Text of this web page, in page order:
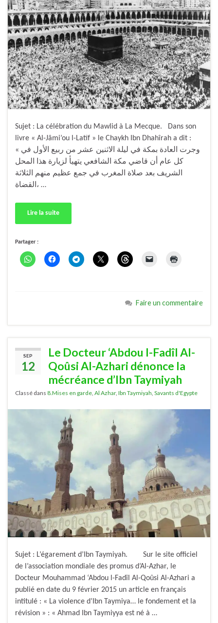
Sujet : La célébration du Mawlid à La Mecque. Dans son
livre « Al-Jâmi’ou l-Latîf » le Chaykh Ibn Dhahîrah a dit :
« وجرت العادة بمكة في ليلة الاثنين عشر من ربيع الأول في
كل عام أن قاضي مكة الشافعي يتهيأ لزيارة هذا المحل
الشريف بعد صلاة المغرب في جمع عظيم منهم الثلاثة
القضاة، …
Lire la suite
Partager :
Faire un commentaire
SEP
12
Le Docteur ‘Abdou l-Fadîl Al-
Qoûsi Al-Azhari dénonce la
mécréance d’Ibn Taymiyah
Classé dans 8.Mises en garde Al Azhar, Ibn Taymiyah Savants d'Egypte
Sujet : L’égarement d’Ibn Taymiyah. Sur le site officiel
de l’association mondiale des promus d’Al-Azhar, le
Docteur Mouhammad ‘Abdou l-Fadîl Al-Qoûsi Al-Azhari a
publié en date du 9 février 2015 un article en français
intitulé : « La violence d’Ibn Taymiya… le fondement et la
révision » : « Ahmad Ibn Taymiyya est né à …